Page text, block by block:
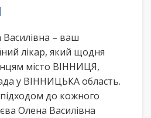
– ваш
лікар, який щодня
місто ВІННИЦЯ,
у ВІННИЦЬКА область.
до кожного
Олена Василівна